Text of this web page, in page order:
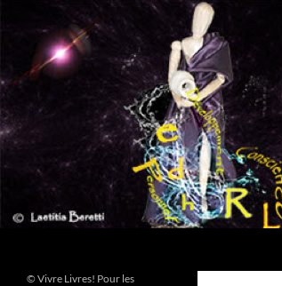
contenu
© Vivre Livres! Pour les